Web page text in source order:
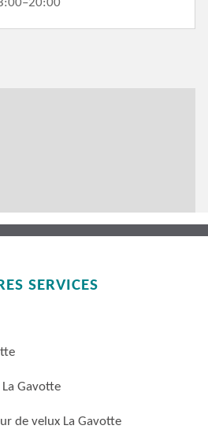
SERVICES
Gavotte
de velux La Gavotte